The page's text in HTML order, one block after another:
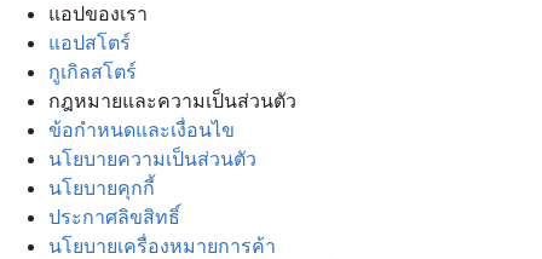
แอปของเรา
แอปสโตร์
กูเกิลสโตร์
กฎหมายและความเป็นส่วนตัว
ข้อกำหนดและเงื่อนไข
นโยบายความเป็นส่วนตัว
นโยบายคุกกี้
ประกาศลิขสิทธิ์
นโยบายเครื่องหมายการค้า